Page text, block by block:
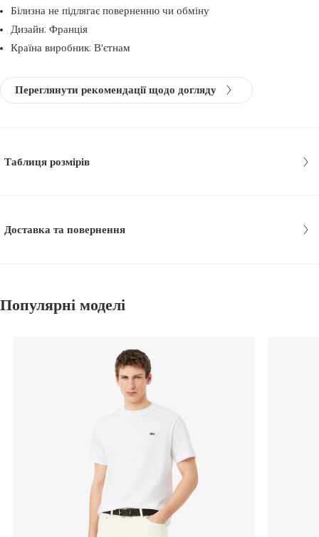
Білизна не підлягає поверненню чи обміну
Дизайн: Франція
Країна виробник: В'єтнам
Переглянути рекомендації щодо догляду
Таблиця розмірів
Доставка та повернення
Популярні моделі